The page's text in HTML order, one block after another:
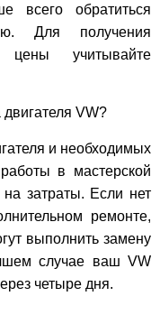
всего обратиться
Для получения
цены учитывайте
VW?
и необходимых
в мастерской
затраты. Если нет
ремонте,
выполнить замену
случае ваш VW
четыре дня.